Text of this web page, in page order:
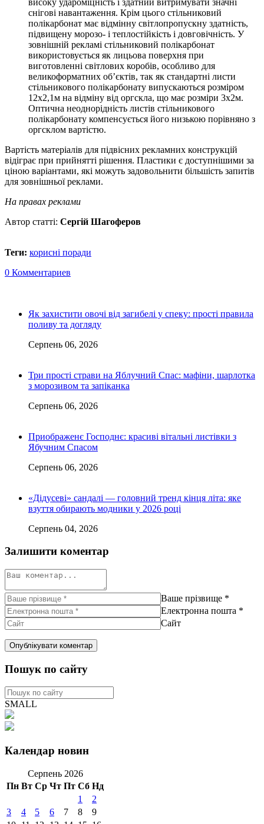
снігові навантаження. Крім цього стільниковий
полікарбонат має відмінну світлопропускну здатність,
підвищену морозо- і теплостійкість і довговічність. У
зовнішній рекламі стільниковий полікарбонат
використовується як лицьова поверхня при
виготовленні світлових коробів, особливо для
великоформатних об’єктів, так як стандартні листи
стільникового полікарбонату випускаються розміром
12х2,1м на відміну від оргскла, що має розміри 3х2м.
Оптична неоднорідність листів стільникового
полікарбонату компенсується його низькою порівняно з
оргсклом вартістю.
Вартість матеріалів для підвісних рекламних конструкцій
відіграє при прийнятті рішення. Пластики є доступнішими за
ціною варіантами, які можуть задовольнити більшість запитів
для зовнішньої реклами.
На правах реклами
Автор статті: Сергій Шагоферов
Теги: корисні поради
0 Комментариев
Як захистити овочі від загибелі у спеку: прості правила
поливу та догляду
Серпень 06, 2026
Три прості страви на Яблучний Спас: мафіни, шарлотка
з морозивом та запіканка
Серпень 06, 2026
Приображенє Господнє: красиві вітальні листівки з
Ябучним Спасом
Серпень 06, 2026
«Дідусеві» сандалі — головний тренд кінця літа: яке
взуття обирають модники у 2026 році
Серпень 04, 2026
Залишити коментар
Ваше прізвище *
Електронна пошта *
Сайт
Пошук по сайту
SMALL
Календар новин
Серпень 2026
Пн Вт Ср Чт Пт Сб Нд
1
2
3
4 5 6 7 8
9